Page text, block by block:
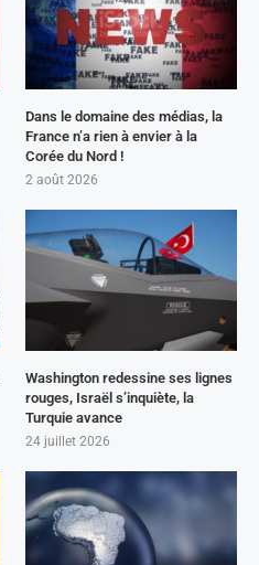
Dans le domaine des médias, la
France n’a rien à envier à la
Corée du Nord !
2 août 2026
Washington redessine ses lignes
rouges, Israël s’inquiète, la
Turquie avance
24 juillet 2026